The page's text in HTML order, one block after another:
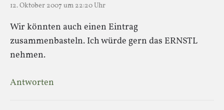
12. Oktober 2007 um 22:20 Uhr
Wir könnten auch einen Eintrag
zusammenbasteln. Ich würde gern das ERNSTL
nehmen.
Antworten